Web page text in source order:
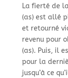
La fierté de
(as) est allé
et retourné
revenu pour
(as). Puis, il
pour la
jusqu’à ce